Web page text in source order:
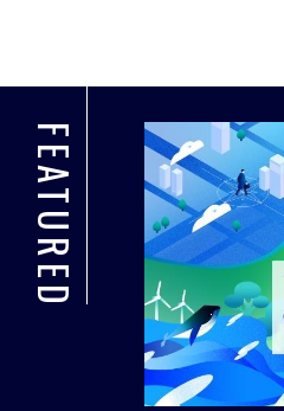
FEATURED